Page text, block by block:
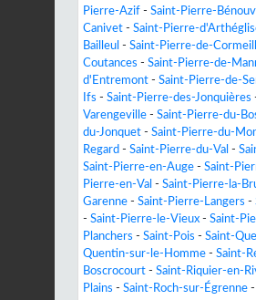
Pierre-Azif - Saint-Pierre-
Canivet - Saint-Pierre-
Bailleul - Saint-Pierre-de-
Coutances - Saint-Pierre-de-
d'Entremont - Saint-Pierre-de-
Ifs - Saint-Pierre-des-Jonquières
Varengeville - Saint-Pierre-du-
du-Jonquet - Saint-Pierre-du-
Regard - Saint-Pierre-du-Val -
Saint-Pierre-en-Auge - Saint-
Pierre-en-Val - Saint-Pierre-la-
Garenne - Saint-Pierre-Langers -
- Saint-Pierre-le-Vieux - Saint-
Planchers - Saint-Pois - Saint-
Quentin-sur-le-Homme - Saint-
Boscrocourt - Saint-Riquier-en-
Plains - Saint-Roch-sur-Égrenne -